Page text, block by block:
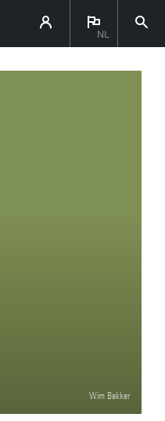
NL
Wim Bakker